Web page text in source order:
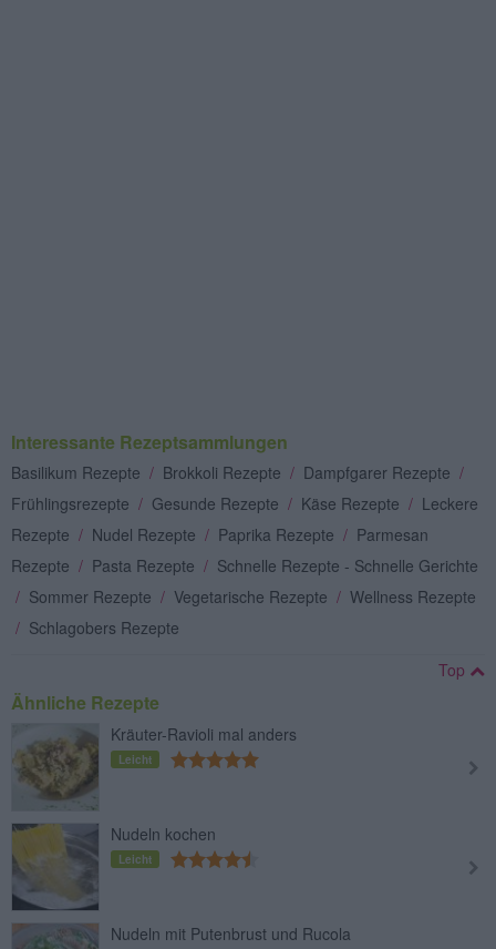
Interessante Rezeptsammlungen
Basilikum Rezepte / Brokkoli Rezepte / Dampfgarer Rezepte /
Frühlingsrezepte / Gesunde Rezepte / Käse Rezepte / Leckere
Rezepte / Nudel Rezepte / Paprika Rezepte / Parmesan
Rezepte / Pasta Rezepte / Schnelle Rezepte - Schnelle Gerichte
/ Sommer Rezepte / Vegetarische Rezepte / Wellness Rezepte
/ Schlagobers Rezepte
Top
Ähnliche Rezepte
Kräuter-Ravioli mal anders
Leicht
Nudeln kochen
Leicht
Nudeln mit Putenbrust und Rucola